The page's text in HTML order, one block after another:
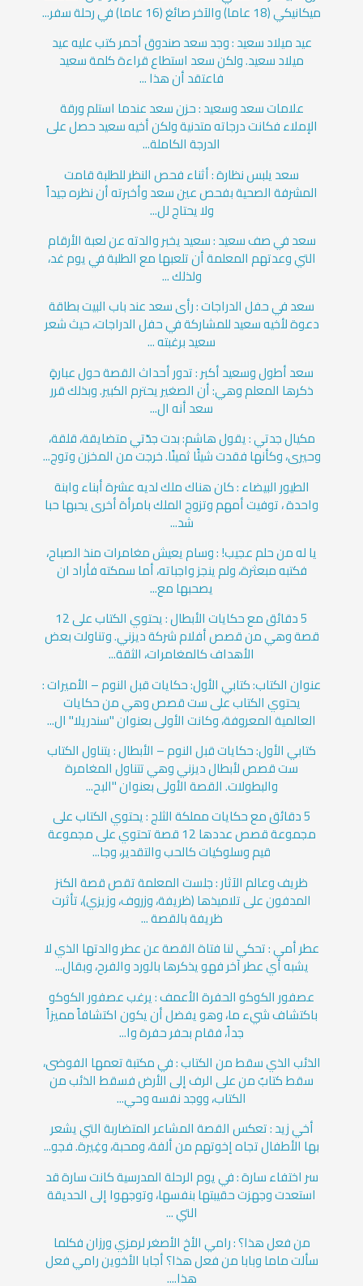
ميكانيكي (18 عاما) والآخر صائغ (16 عاما) في رحلة سفر...
عيد ميلاد سعيد : وجد سعد صندوق أحمر كتب عليه عيد
ميلاد سعيد. ولكن سعد استطاع قراءة كلمة سعيد
فاعتقد أن هذا ...
علامات سعد وسعيد : حزن سعد عندما استلم ورقة
الإملاء فكانت درجاته متدنية ولكن أخيه سعيد حصل على
الدرجة الكاملة...
سعد يلبس نظارة : أثناء فحص النظر للطلبة قامت
المشرفة الصحية بفحص عين سعد وأخبرته أن نظره جيداً
ولا يحتاج لل...
سعد في صف سعيد : سعيد يخبر والدته عن لعبة الأرقام
التي وعدتهم المعلمة أن تلعبها مع الطلبة في يوم غد،
ولذلك ...
سعد في حفل الدراجات : رأى سعد عند باب البيت بطاقة
دعوة لأخيه سعيد للمشاركة في حفل الدراجات، حيث شعر
سعيد برغبته ...
سعد أطول وسعيد أكبر : تدور أحداث القصة حول عبارةٍ
ذكرها المعلم وهي: أن الصغير يحترم الكبير. وبذلك قرر
سعد أنه ال...
مكيال جدتي : يقول هاشم: بدت جدّتي متضايقة، قلقة،
وحيرى، وكأنها فقدت شيئًا ثمينًا. خرجت من المخزن وتوج...
الطيور البيضاء : كان هناك ملك لديه عشرة أبناء وابنة
واحدة ، توفيت أمهم وتزوج الملك بامرأة أخرى يحبها حبا
شد...
يا له من حلم عجيب! : وسام يعيش مغامرات منذ الصباح،
فكتبه مبعثرة، ولم ينجز واجباته، أما سمكته فأراد ان
يصحبها مع...
5 دقائق مع حكايات الأبطال : يحتوي الكتاب على 12
قصة وهي من قصص أفلام شركة ديزني. وتناولت بعض
الأهداف كالمغامرات، الثقة...
عنوان الكتاب: كتابي الأول: حكايات قبل النوم – الأميرات :
يحتوي الكتاب على ست قصص وهي من حكايات
العالمية المعروفة، وكانت الأولى بعنوان "سندريلا" ال...
كتابي الأول: حكايات قبل النوم – الأبطال : يتناول الكتاب
ست قصص لأبطال ديزني وهي تتناول المغامرة
والبطولات. القصة الأولى بعنوان "البح...
5 دقائق مع حكايات مملكة الثلج : يحتوي الكتاب على
مجموعة قصص عددها 12 قصة تحتوي على مجموعة
قيم وسلوكيات كالحب والتقدير، وجا...
ظريف وعالم الآثار : جلست المعلمة تقص قصة الكنز
المدفون على تلاميذها (ظريفة، وزروف، وزيزي)، تأثرت
ظريفة بالقصة ...
عطر أمي : تحكي لنا فتاة القصة عن عطر والدتها الذي لا
يشبه أي عطر آخر فهو يذكرها بالورد والفرح، وبقال...
عصفور الكوكو الحفرة الأعمف : يرغب عصفور الكوكو
باكتشاف شيء ما، وهو يفضل أن يكون اكتشافاً مميزاً
جداً، فقام بحفر حفرة وا...
الذئب الذي سقط من الكتاب : في مكتبة تعمها الفوضى،
سقط كتابٌ من على الرف إلى الأرض فسقط الذئب من
الكتاب، ووجد نفسه وحي...
أخي زيد : تعكس القصة المشاعر المتضاربة التي يشعر
بها الأطفال تجاه إخوتهم من ألفة، ومحبة، وغِيرة. فجو...
سر اختفاء سارة : في يوم الرحلة المدرسية كانت سارة قد
استعدت وجهزت حقيبتها بنفسها، وتوجهوا إلى الحديقة
التي ...
من فعل هذا؟ : رامي الأخ الأصغر لرمزي ورزان فكلما
سألت ماما وبابا من فعل هذا؟ أجابا الأخوين رامي فعل
هذا....